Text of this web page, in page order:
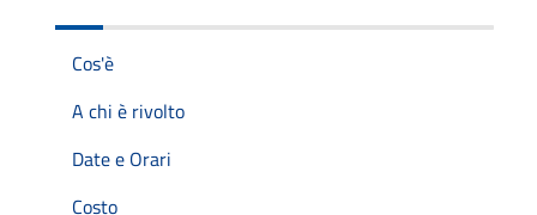
Cos'è
A chi è rivolto
Date e Orari
Costo